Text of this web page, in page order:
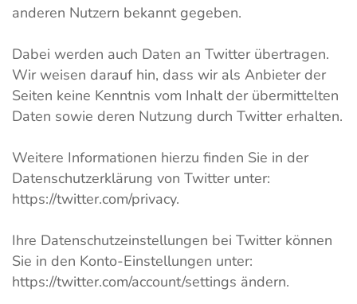
anderen Nutzern bekannt gegeben.
Dabei werden auch Daten an Twitter übertragen.
Wir weisen darauf hin, dass wir als Anbieter der
Seiten keine Kenntnis vom Inhalt der übermittelten
Daten sowie deren Nutzung durch Twitter erhalten.
Weitere Informationen hierzu finden Sie in der
Datenschutzerklärung von Twitter unter:
https://twitter.com/privacy.
Ihre Datenschutzeinstellungen bei Twitter können
Sie in den Konto-Einstellungen unter:
https://twitter.com/account/settings ändern.